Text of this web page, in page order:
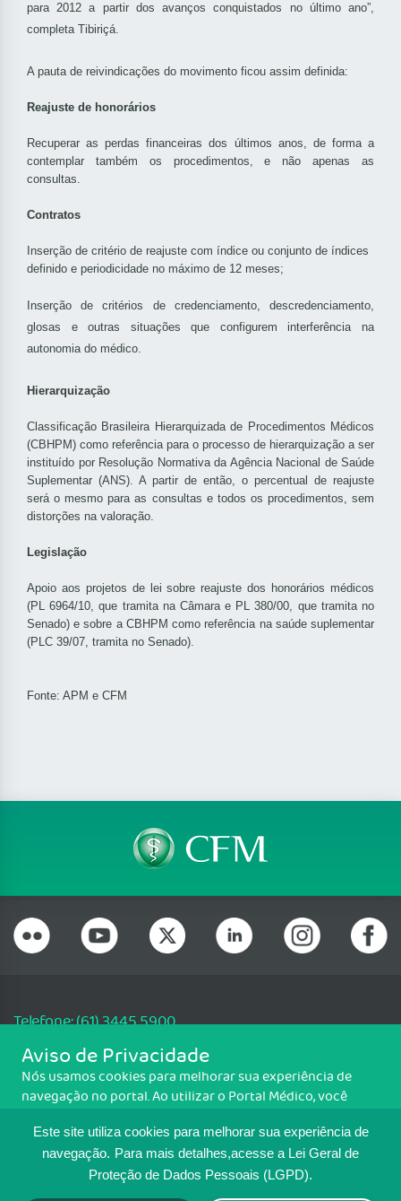
Este site utiliza cookies para melhorar sua experiência de
navegação. Para mais detalhes,acesse a Lei Geral de
Proteção de Dados Pessoais (LGPD).
para 2012 a partir dos avanços conquistados no último ano”,
completa Tibiriçá.
A pauta de reivindicações do movimento ficou assim definida:
Reajuste de honorários
Recuperar as perdas financeiras dos últimos anos, de forma a
contemplar também os procedimentos, e não apenas as
consultas.
Contratos
Inserção de critério de reajuste com índice ou conjunto de índices
definido e periodicidade no máximo de 12 meses;
Inserção de critérios de credenciamento, descredenciamento,
glosas e outras situações que configurem interferência na
autonomia do médico.
Hierarquização
Classificação Brasileira Hierarquizada de Procedimentos Médicos
(CBHPM) como referência para o processo de hierarquização a ser
instituído por Resolução Normativa da Agência Nacional de Saúde
Suplementar (ANS). A partir de então, o percentual de reajuste
será o mesmo para as consultas e todos os procedimentos, sem
distorções na valoração.
Legislação
Apoio aos projetos de lei sobre reajuste dos honorários médicos
(PL 6964/10, que tramita na Câmara e PL 380/00, que tramita no
Senado) e sobre a CBHPM como referência na saúde suplementar
(PLC 39/07, tramita no Senado).
Fonte: APM e CFM
Telefone: (61) 3445 5900
Email: cfm@portalmedico.org.br
SGAS 616, Conjunto D, Lote 115, L2 Sul, Brasília/DF - CEP: 70200-760 -
CNPJ: 33.583.550/0001-30
MAPA DO SITE
Aviso de Privacidade
Nós usamos cookies para melhorar sua experiência de
navegação no portal. Ao utilizar o Portal Médico, você
Para ter mais informações sobre como isso é feito, acesse
Política de cookies. Se você concorda, clique em ACEITO.